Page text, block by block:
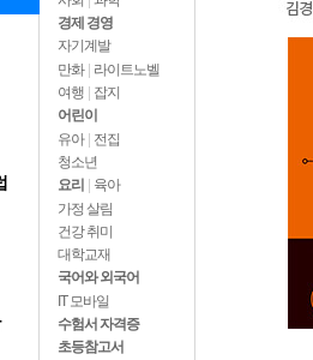
경제 경영
자기계발
만화 | 라이트노벨
여행
잡지
어린이
유아 | 전집
청소년
요리
육아
가정 살림
건강 취미
대학교재
국어와 외국어
IT 모바일
수험서 자격증
초등참고서